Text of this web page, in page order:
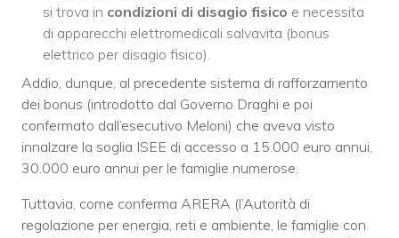
si trova in condizioni di disagio fisico e necessita
di apparecchi elettromedicali salvavita (bonus
elettrico per disagio fisico).
Addio, dunque, al precedente sistema di rafforzamento
dei bonus (introdotto dal Governo Draghi e poi
confermato dall’esecutivo Meloni) che aveva visto
innalzare la soglia ISEE di accesso a 15.000 euro annui,
30.000 euro annui per le famiglie numerose.
Tuttavia, come conferma ARERA (l’Autorità di
regolazione per energia, reti e ambiente, le famiglie con